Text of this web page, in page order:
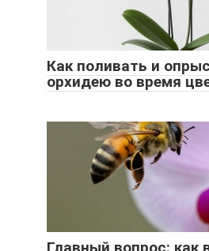
Как поливать и
орхидею во время
Главный вопрос: как